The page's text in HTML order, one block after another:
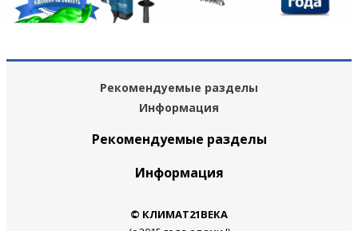
Рекомендуемые разделы
Информация
Рекомендуемые разделы
Информация
© КЛИМАТ21ВЕКА